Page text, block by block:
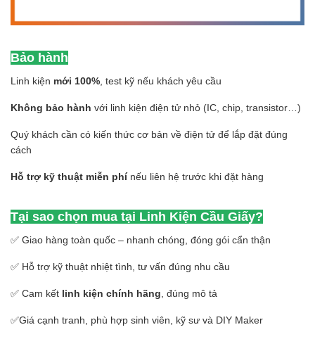
Bảo hành
Linh kiện mới 100% , test kỹ nếu khách yêu cầu
Không bảo hành với linh kiện điện tử nhỏ (IC, chip, transistor…)
Quý khách cần có kiến thức cơ bản về điện tử để lắp đặt đúng
cách
Hỗ trợ kỹ thuật miễn phínếu liên hệ trước khi đặt hàng
Tại sao chọn mua tại Linh Kiện Cầu Giấy?
✅ Giao hàng toàn quốc – nhanh chóng, đóng gói cẩn thận
✅ Hỗ trợ kỹ thuật nhiệt tình, tư vấn đúng nhu cầu
✅ Cam kết linh kiện chính hãng , đúng mô tả
✅Giá cạnh tranh, phù hợp sinh viên, kỹ sư và DIY Maker